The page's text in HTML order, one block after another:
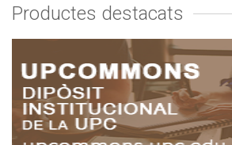
Productes destacats